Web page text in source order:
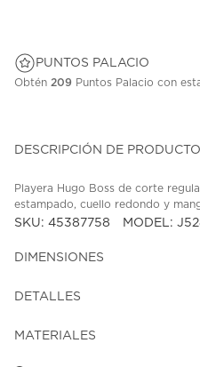
PUNTOS PALACIO
Obtén 209 Puntos Palacio con
DESCRIPCIÓN DE PRODUCTO
Playera Hugo Boss de corte
estampado, cuello redondo y
SKU: 45387758 MODEL:
DIMENSIONES
DETALLES
MATERIALES